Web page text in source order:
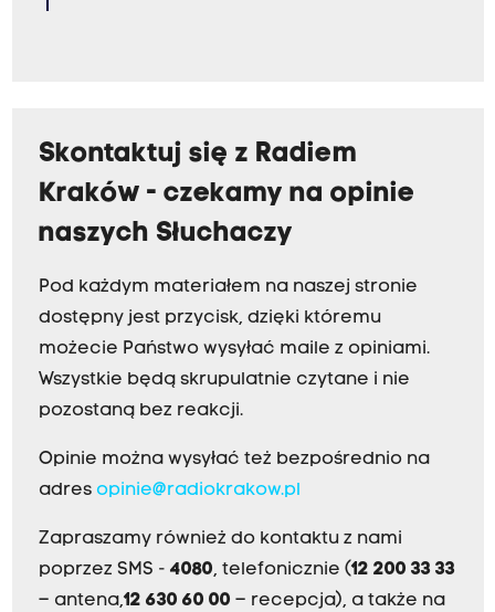
Skontaktuj się z Radiem
Kraków - czekamy na opinie
naszych Słuchaczy
Pod każdym materiałem na naszej stronie
dostępny jest przycisk, dzięki któremu
możecie Państwo wysyłać maile z opiniami.
Wszystkie będą skrupulatnie czytane i nie
pozostaną bez reakcji.
Opinie można wysyłać też bezpośrednio na
adres opinie@radiokrakow.pl
Zapraszamy również do kontaktu z nami
poprzez SMS - 4080, telefonicznie (12 200 33 33
– antena,12 630 60 00 – recepcja), a także na